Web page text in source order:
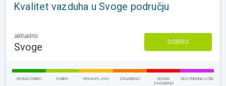
Kvalitet vazduha u Svoge području
aktuelno
Svoge DOBRO
VEOMA DOBRO DOBRO PRIHVATLJIVO ZAGAĐENO
VEOMA
ZAGAĐENO
EKSTREMNO LOŠE